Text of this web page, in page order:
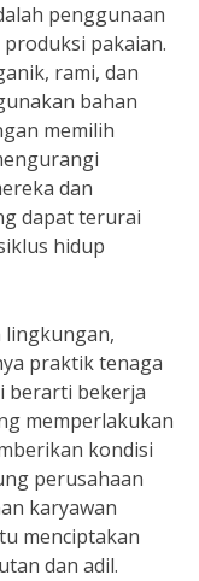
penggunaan
pakaian.
rami, dan
bahan
memilih
dan
dapat terurai
hidup
lingkungan,
praktik tenaga
berarti bekerja
memperlakukan
kondisi
perusahaan
karyawan
menciptakan
dan adil.